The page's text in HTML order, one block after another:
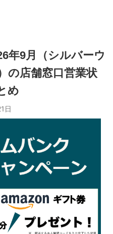
年9月（シルバーウ
の店舗窓口営業状
め
日